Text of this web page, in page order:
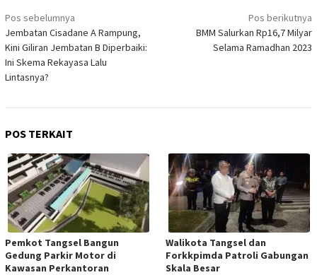
Navigasi
pos
Pos sebelumnya
Jembatan Cisadane A Rampung,
Kini Giliran Jembatan B Diperbaiki:
Ini Skema Rekayasa Lalu
Lintasnya?
Pos berikutnya
BMM Salurkan Rp16,7 Milyar
Selama Ramadhan 2023
POS TERKAIT
Pemkot Tangsel Bangun
Gedung Parkir Motor di
Kawasan Perkantoran
Walikota Tangsel dan
Forkkpimda Patroli Gabungan
Skala Besar